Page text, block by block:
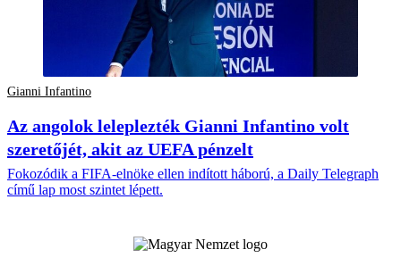
Gianni Infantino
Az angolok leleplezték Gianni Infantino volt
szeretőjét, akit az UEFA pénzelt
Fokozódik a FIFA-elnöke ellen indított háború, a Daily Telegraph
című lap most szintet lépett.